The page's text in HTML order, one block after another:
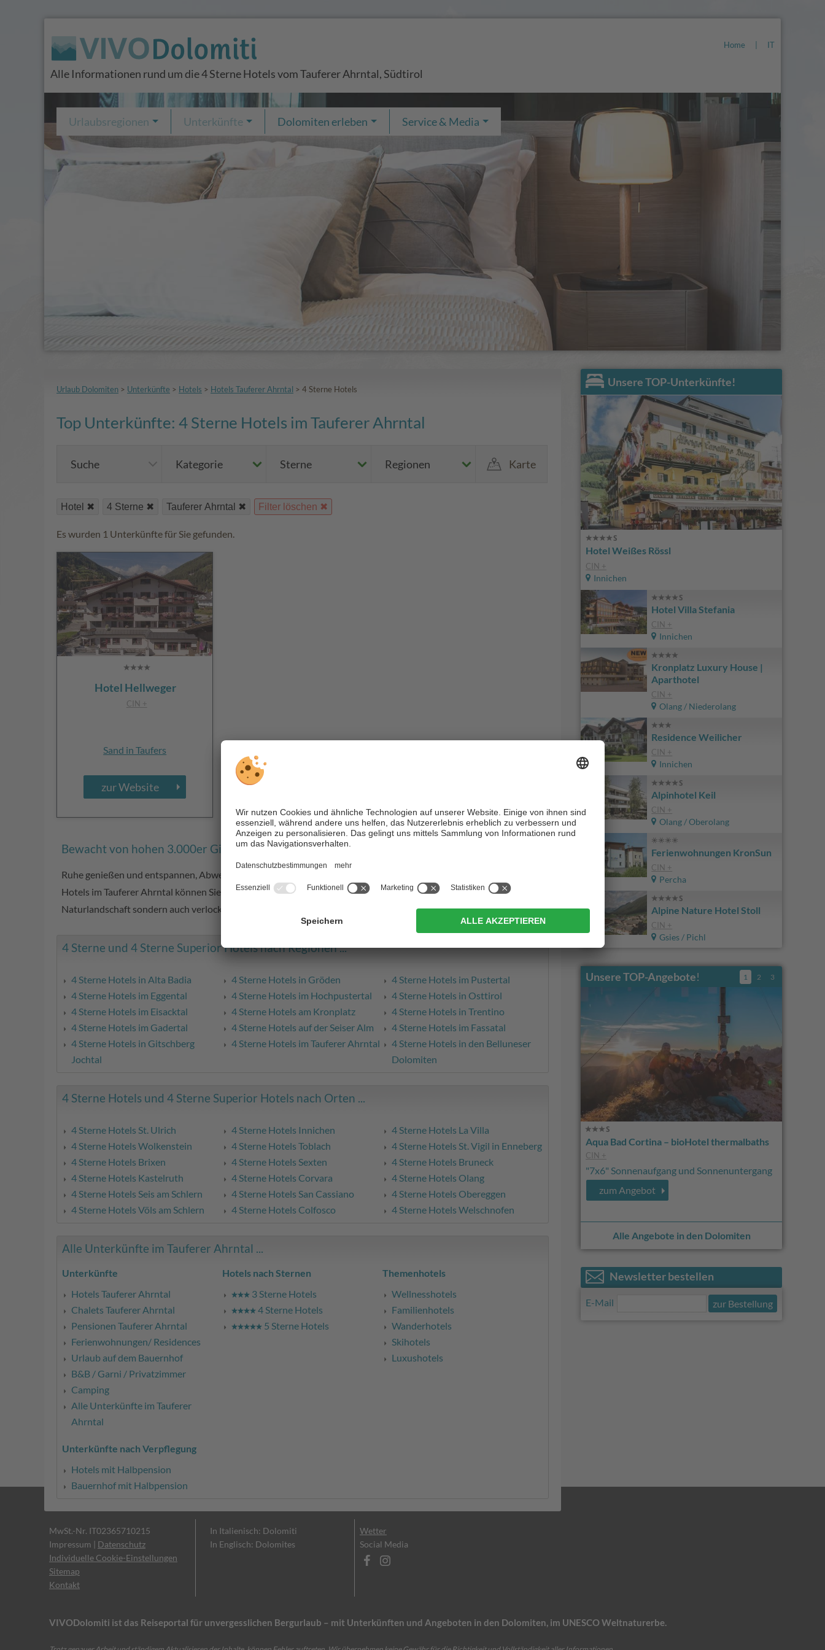
Home IT
Alle Informationen rund um die 4 Sterne Hotels vom Tauferer Ahrntal, Südtirol
Urlaubsregionen Unterkünfte Dolomiten erleben Service & Media
Urlaub Dolomiten > Unterkünfte > Hotels > Hotels Tauferer Ahrntal > 4 Sterne Hotels
Top Unterkünfte: 4 Sterne Hotels im Tauferer Ahrntal
Suche Kategorie Sterne Regionen Karte
Hotel 4 Sterne Tauferer Ahrntal Filter löschen
Es wurden 1 Unterkünfte für Sie gefunden.
Hotel Hellweger
CIN +
Sand in Taufers
zur Website
Bewacht von hohen 3.000er Gipfeln
Ruhe genießen und entspannen, Abwechslung suchen und aktiv sein – ausgehend von den wunderbaren 4 Sterne
Hotels im Tauferer Ahrntal können Sie jedem Urlaubswunsch nachkommen. Nicht nur eine wunderschöne
Naturlandschaft sondern auch verlockende Preise erwarten Sie hier.
4 Sterne und 4 Sterne Superior Hotels nach Regionen ...
4 Sterne Hotels in Alta Badia
4 Sterne Hotels im Eggental
4 Sterne Hotels im Eisacktal
4 Sterne Hotels im Gadertal
4 Sterne Hotels in Gitschberg
Jochtal
4 Sterne Hotels in Gröden
4 Sterne Hotels im Hochpustertal
4 Sterne Hotels am Kronplatz
4 Sterne Hotels auf der Seiser Alm
4 Sterne Hotels im Tauferer Ahrntal
4 Sterne Hotels im Pustertal
4 Sterne Hotels in Osttirol
4 Sterne Hotels in Trentino
4 Sterne Hotels im Fassatal
4 Sterne Hotels in den Belluneser
Dolomiten
4 Sterne Hotels und 4 Sterne Superior Hotels nach Orten ...
4 Sterne Hotels St. Ulrich
4 Sterne Hotels Wolkenstein
4 Sterne Hotels Brixen
4 Sterne Hotels Kastelruth
4 Sterne Hotels Seis am Schlern
4 Sterne Hotels Völs am Schlern
4 Sterne Hotels Innichen
4 Sterne Hotels Toblach
4 Sterne Hotels Sexten
4 Sterne Hotels Corvara
4 Sterne Hotels San Cassiano
4 Sterne Hotels Colfosco
4 Sterne Hotels La Villa
4 Sterne Hotels St. Vigil in Enneberg
4 Sterne Hotels Bruneck
4 Sterne Hotels Olang
4 Sterne Hotels Obereggen
4 Sterne Hotels Welschnofen
Alle Unterkünfte im Tauferer Ahrntal ...
Unterkünfte
Hotels Tauferer Ahrntal
Chalets Tauferer Ahrntal
Pensionen Tauferer Ahrntal
Ferienwohnungen/ Residences
Urlaub auf dem Bauernhof
B&B / Garni / Privatzimmer
Camping
Alle Unterkünfte im Tauferer
Ahrntal
Unterkünfte nach Verpflegung
Hotels mit Halbpension
Bauernhof mit Halbpension
Hotels nach Sternen
3 Sterne Hotels
4 Sterne Hotels
5 Sterne Hotels
Themenhotels
Wellnesshotels
Familienhotels
Wanderhotels
Skihotels
Luxushotels
Unsere TOP-Unterkünfte!
Hotel Weißes Rössl
CIN +
Innichen
Hotel Villa Stefania
CIN +
Innichen
Kronplatz Luxury House |
Aparthotel
CIN +
Olang / Niederolang
Residence Weilicher
CIN +
Innichen
Alpinhotel Keil
CIN +
Olang / Oberolang
Ferienwohnungen KronSun
CIN +
Percha
Alpine Nature Hotel Stoll
CIN +
Gsies / Pichl
Unsere TOP-Angebote!
Aqua Bad Cortina – bioHotel thermalbaths
CIN +
"7x6" Sonnenaufgang und Sonnenuntergang
zum Angebot
1 2 3
Alle Angebote in den Dolomiten
Newsletter bestellen
E-Mail
MwSt.-Nr. IT02365710215
Impressum | Datenschutz
Individuelle Cookie-Einstellungen
Sitemap
Kontakt
In Italienisch: Dolomiti
In Englisch: Dolomites
Wetter
Social Media
VIVODolomiti ist das Reiseportal für unvergesslichen Bergurlaub – mit Unterkünften und Angeboten in den Dolomiten, im UNESCO Weltnaturerbe.